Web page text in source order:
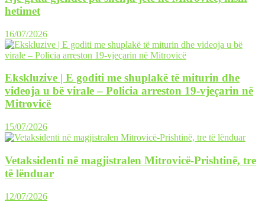
hetimet
16/07/2026
Ekskluzive | E goditi me shuplakë të miturin dhe
videoja u bë virale – Policia arreston 19-vjeçarin në
Mitrovicë
15/07/2026
Vetaksidenti në magjistralen Mitrovicë-Prishtinë, tre
të lënduar
12/07/2026